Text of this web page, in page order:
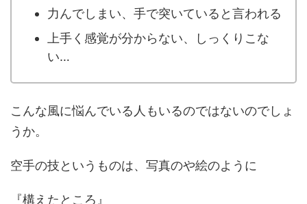
力んでしまい、手で突いていると言われる
上手く感覚が分からない、しっくりこな
い…
こんな風に悩んでいる人もいるのではないのでしょ
うか。
空手の技というものは、写真のや絵のように
『構えたところ』